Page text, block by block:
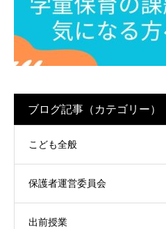
ブログ記事（カテゴリー）
こども全般
保護者運営委員会
出前授業